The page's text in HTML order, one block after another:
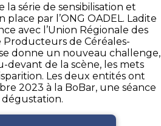
la série de sensibilisation et
par l’ONG OADEL. Ladite
avec l’Union Régionale des
Producteurs de Céréales-
donne un nouveau challenge,
devant de la scène, les mets
Les deux entités ont
2023 à la BoBar, une séance